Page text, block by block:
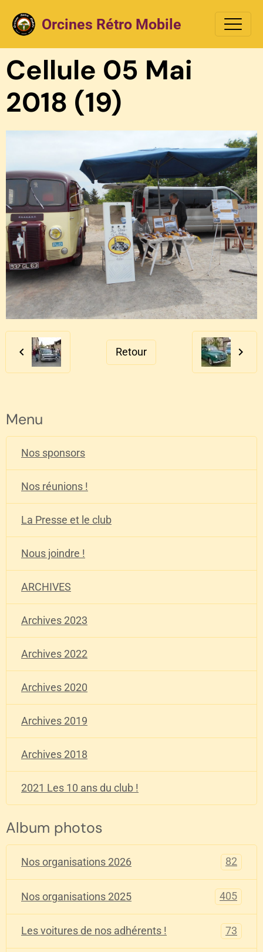
Orcines Rétro Mobile
Cellule 05 Mai
2018 (19)
Retour
Menu
Nos sponsors
Nos réunions !
La Presse et le club
Nous joindre !
ARCHIVES
Archives 2023
Archives 2022
Archives 2020
Archives 2019
Archives 2018
2021 Les 10 ans du club !
Album photos
Nos organisations 2026 82
Nos organisations 2025 405
Les voitures de nos adhérents ! 73